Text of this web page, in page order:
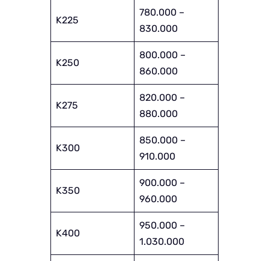
K225
780.000 –
830.000
K250
800.000 –
860.000
K275
820.000 –
880.000
K300
850.000 –
910.000
K350
900.000 –
960.000
K400
950.000 –
1.030.000